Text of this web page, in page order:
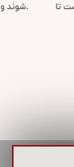
کلیدی است تا